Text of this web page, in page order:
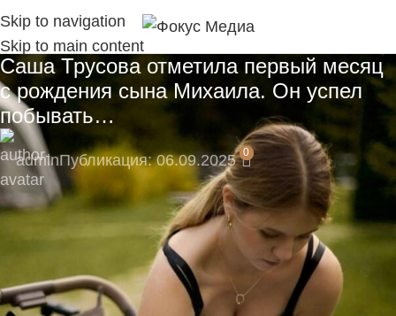
Skip to navigation
Skip to main content
Саша Трусова отметила первый месяц
с рождения сына Михаила. Он успел
побывать…
adminПубликация: 06.09.2025 0
🎁 Подпишитесь сейчас и не пропустите
эксклюзивные материалы!
Подпишитесь на наш Telegram-канал, там
моментальные уведомления: